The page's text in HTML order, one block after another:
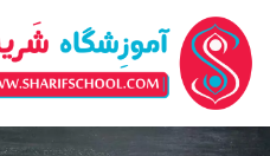
محتوا